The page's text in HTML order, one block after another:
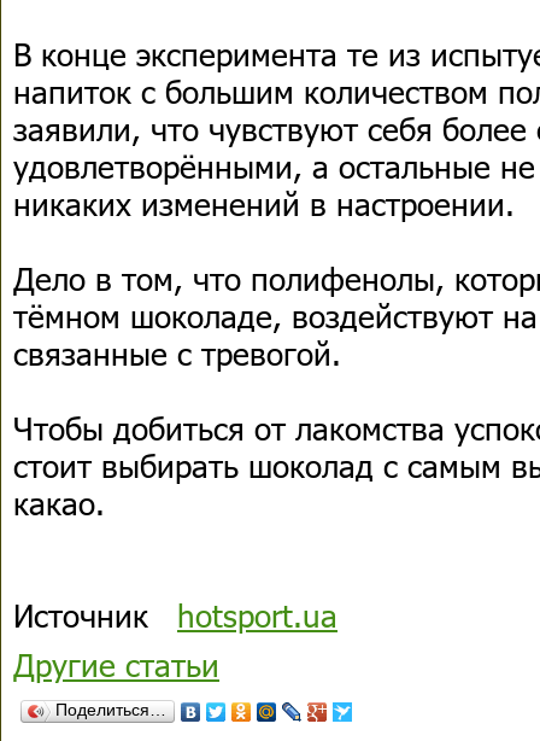
В конце эксперимента те из
напиток с большим количеством
заявили, что чувствуют себя
удовлетворёнными, а остальные
никаких изменений в настроении.
Дело в том, что полифенолы,
тёмном шоколаде, воздействуют
связанные с тревогой.
Чтобы добиться от лакомства
стоит выбирать шоколад с самым
какао.
Источник hotsport.ua
Другие статьи
Поделиться…